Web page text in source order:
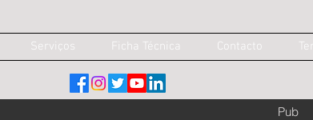
Serviços Ficha Técnica Contacto
Pub